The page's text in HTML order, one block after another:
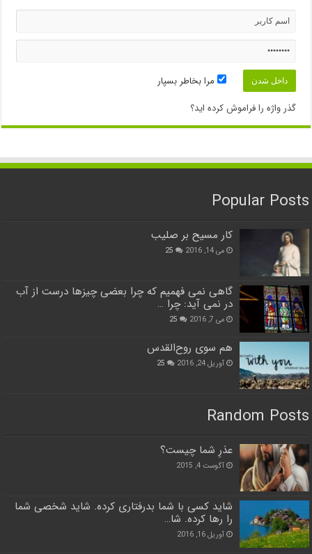
مرا بخاطر بسپار
گذر واژه را فراموش کرده اید؟
Popular Posts
کار مسیح بر صلیب
می 14, 2016 25
گاهی نمی فهمیم که چرا بعضی چیزها درست از آب
در نمی آید: چرا …
می 7, 2016 25
هم سوی روح‌القدس
آوریل 24, 2016 25
Random Posts
عذرِ شما چیست؟
آگوست 4, 2015
شاید کسی با شما بدرفتاری کرده. شاید شخصی شما
را رها کرده. شا…
آوریل 16, 2016